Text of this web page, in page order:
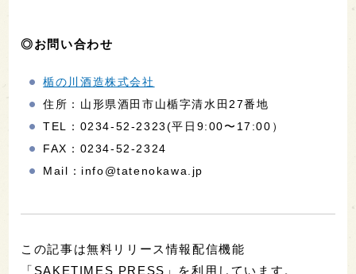
◎お問い合わせ
楯の川酒造株式会社
住所：山形県酒田市山楯字清水田27番地
TEL：0234-52-2323(平日9:00〜17:00）
FAX：0234-52-2324
Mail：info@tatenokawa.jp
この記事は無料リリース情報配信機能
「SAKETIMES PRESS」を利用しています。